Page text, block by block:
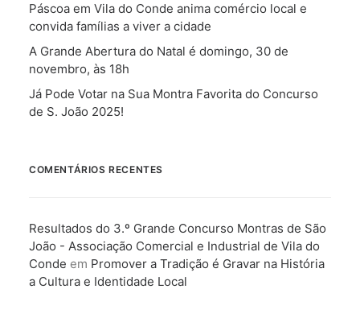
Páscoa em Vila do Conde anima comércio local e
convida famílias a viver a cidade
A Grande Abertura do Natal é domingo, 30 de
novembro, às 18h
Já Pode Votar na Sua Montra Favorita do Concurso
de S. João 2025!
COMENTÁRIOS RECENTES
Resultados do 3.º Grande Concurso Montras de São
João - Associação Comercial e Industrial de Vila do
Conde em Promover a Tradição é Gravar na História
a Cultura e Identidade Local